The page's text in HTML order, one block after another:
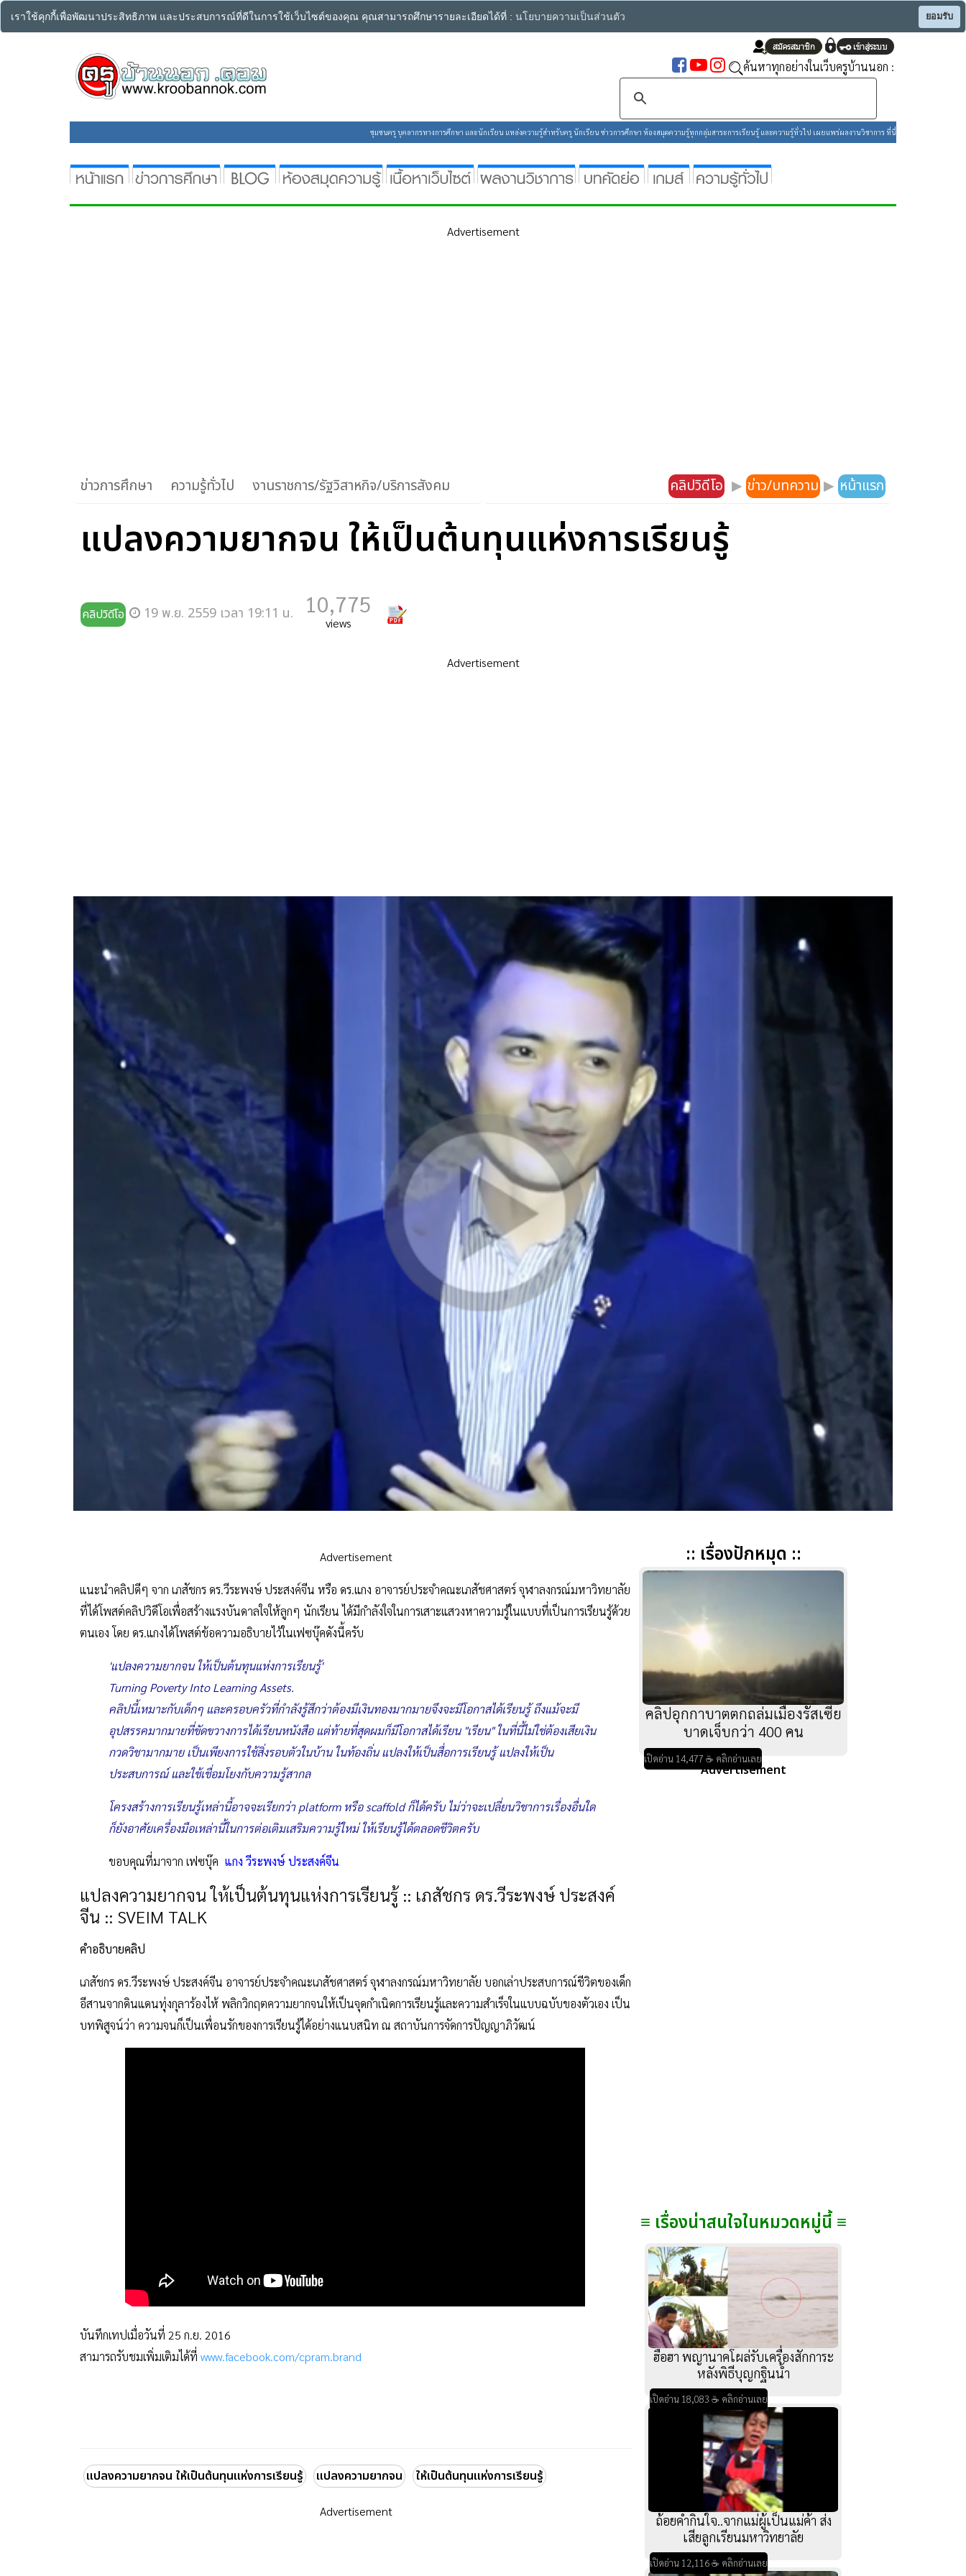
เราใช้คุกกี้เพื่อพัฒนาประสิทธิภาพ และประสบการณ์ที่ดีในการใช้เว็บไซต์ของคุณ คุณสามารถศึกษารายละเอียดได้ที่ : นโยบายความเป็นส่วนตัว ยอมรับ
ค้นหาทุกอย่างในเว็บครูบ้านนอก :
ชุมชนครู บุคลากรทางการศึกษา และนักเรียน แหล่งความรู้สำหรับครู นักเรียน ข่าวการศึกษา ห้องสมุดความรู้ทุกกลุ่มสาระการเรียนรู้ และความรู้ทั่วไป เผยแพร่ผลงานวิชาการ ที่นี่
Advertisement
ข่าวการศึกษา ความรู้ทั่วไป งานราชการ/รัฐวิสาหกิจ/บริการสังคม คลิปวิดีโอ ▶ ข่าว/บทความ ▶ หน้าแรก
แปลงความยากจน ให้เป็นต้นทุนแห่งการเรียนรู้
คลิปวิดีโอ 19 พ.ย. 2559 เวลา 19:11 น. 10,775
views
Advertisement
Advertisement
แนะนำคลิปดีๆ จาก เภสัชกร ดร.วีระพงษ์ ประสงค์จีน หรือ ดร.แกง อาจารย์ประจำคณะเภสัชศาสตร์ จุฬาลงกรณ์มหาวิทยาลัย
ที่ได้โพสต์คลิปวิดีโอเพื่อสร้างแรงบันดาลใจให้ลูกๆ นักเรียน ได้มีกำลังใจในการเสาะแสวงหาความรู้ในแบบที่เป็นการเรียนรู้ด้วย
ตนเอง โดย ดร.แกงได้โพสต์ข้อความอธิบายไว้ในเฟซบุ๊คดังนี้ครับ
'แปลงความยากจน ให้เป็นต้นทุนแห่งการเรียนรู้'
Turning Poverty Into Learning Assets.
คลิปนี้เหมาะกับเด็กๆ และครอบครัวที่กำลังรู้สึกว่าต้องมีเงินทองมากมายจึงจะมีโอกาสได้เรียนรู้ ถึงแม้จะมี
อุปสรรคมากมายที่ขัดขวางการได้เรียนหนังสือ แต่ท้ายที่สุดผมก็มีโอกาสได้เรียน "เรียน" ในที่นี้ไม่ใช่ต้องเสียเงิน
กวดวิชามากมาย เป็นเพียงการใช้สิ่งรอบตัวในบ้าน ในท้องถิ่น แปลงให้เป็นสื่อการเรียนรู้ แปลงให้เป็น
ประสบการณ์ และใช้เชื่อมโยงกับความรู้สากล
โครงสร้างการเรียนรู้เหล่านี้อาจจะเรียกว่า platform หรือ scaffold ก็ได้ครับ ไม่ว่าจะเปลี่ยนวิชาการเรื่องอื่นใด
ก็ยังอาศัยเครื่องมือเหล่านี้ในการต่อเติมเสริมความรู้ใหม่ ให้เรียนรู้ได้ตลอดชีวิตครับ
ขอบคุณที่มาจาก เฟซบุ๊ค แกง วีระพงษ์ ประสงค์จีน
แปลงความยากจน ให้เป็นต้นทุนแห่งการเรียนรู้ :: เภสัชกร ดร.วีระพงษ์ ประสงค์
จีน :: SVEIM TALK
คำอธิบายคลิป
เภสัชกร ดร.วีระพงษ์ ประสงค์จีน อาจารย์ประจำคณะเภสัชศาสตร์ จุฬาลงกรณ์มหาวิทยาลัย บอกเล่าประสบการณ์ชีวิตของเด็ก
อีสานจากดินแดนทุ่งกุลาร้องไห้ พลิกวิกฤตความยากจนให้เป็นจุดกำเนิดการเรียนรู้และความสำเร็จในแบบฉบับของตัวเอง เป็น
บทพิสูจน์ว่า ความจนก็เป็นเพื่อนรักของการเรียนรู้ได้อย่างแนบสนิท ณ สถาบันการจัดการปัญญาภิวัฒน์
บันทึกเทปเมื่อวันที่ 25 ก.ย. 2016
สามารถรับชมเพิ่มเติมได้ที่ www.facebook.com/cpram.brand
แปลงความยากจน ให้เป็นต้นทุนแห่งการเรียนรู้ แปลงความยากจน ให้เป็นต้นทุนแห่งการเรียนรู้
Advertisement
:: เรื่องปักหมุด ::
คลิปอุกกาบาตตกถล่มเมืองรัสเซีย
บาดเจ็บกว่า 400 คน
เปิดอ่าน 14,477 ☕ คลิกอ่านเลย
Advertisement
≡ เรื่องน่าสนใจในหมวดหมู่นี้ ≡
ฮือฮา พญานาคโผล่รับเครื่องสักการะ
หลังพิธีบุญกฐินน้ำ
เปิดอ่าน 18,083 ☕ คลิกอ่านเลย
ถ้อยคำกินใจ..จากแม่ผู้เป็นแม่ค้า ส่ง
เสียลูกเรียนมหาวิทยาลัย
เปิดอ่าน 12,116 ☕ คลิกอ่านเลย